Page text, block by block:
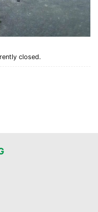
closed.